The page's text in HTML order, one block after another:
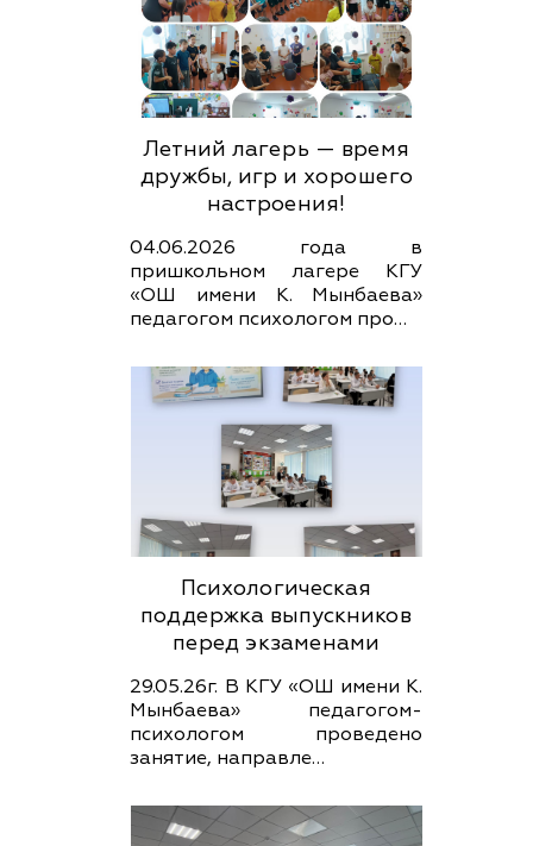
Летний лагерь — время
дружбы, игр и хорошего
настроения!
04.06.2026 года в
пришкольном лагере КГУ
«ОШ имени К. Мынбаева»
педагогом психологом про…
Психологическая
поддержка выпускников
перед экзаменами
29.05.26г. В КГУ «ОШ имени К.
Мынбаева» педагогом-
психологом проведено
занятие, направле…